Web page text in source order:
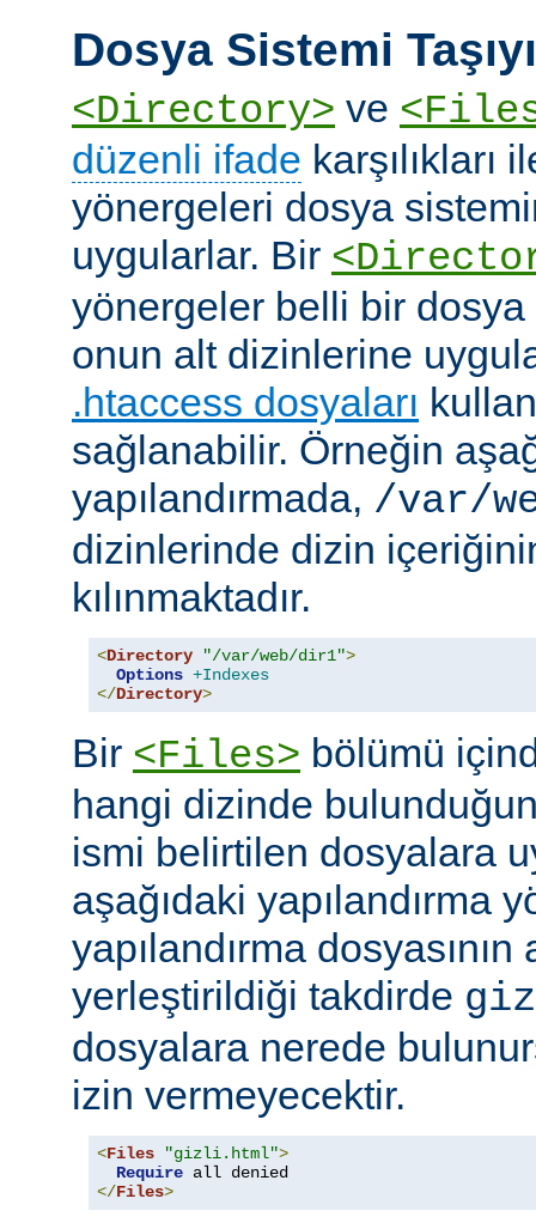
Dosya Sistemi
<Directory> ve
düzenli ifade karşılıkları
yönergeleri dosya
uygularlar. Bir
yönergeler belli bir
onun alt dizinlerine
.htaccess dosyaları
sağlanabilir. Örneğin
yapılandırmada, /var/
dizinlerinde dizin
kılınmaktadır.
<Directory "/var/web/dir1">
Options +Indexes
</Directory>
Bir <Files> bölümü
hangi dizinde
ismi belirtilen dosyalara
aşağıdaki yapılandırma
yapılandırma
yerleştirildiği takdirde
dosyalara nerede
izin vermeyecektir.
<Files "gizli.html">
Require
</Files>